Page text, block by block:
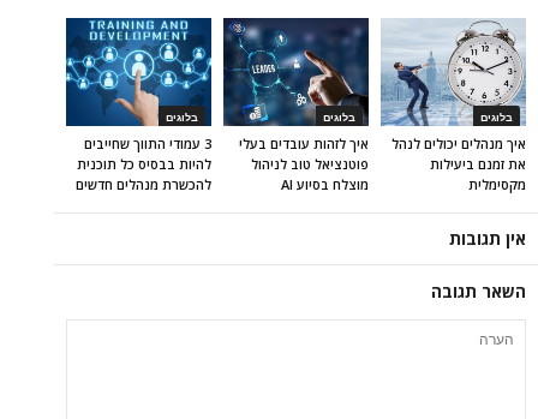
בלוגים
3 עמודי התווך שחייבים
להיות בבסיס כל תוכנית
להכשרת מנהלים חדשים
בלוגים
איך לזהות עובדים בעלי
פוטנציאל טוב לניהול
מוצלח בסיוע AI
בלוגים
איך מנהלים יכולים לנהל
את זמנם ביעילות
מקסימלית
אין תגובות
השאר תגובה